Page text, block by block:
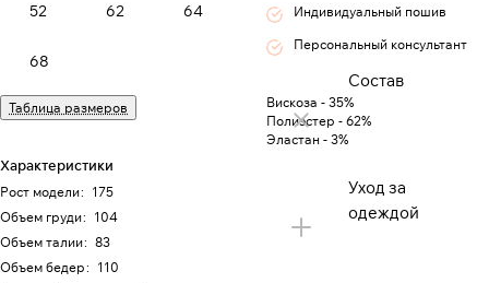
52 62 64
68
Таблица размеров
Характеристики
Рост модели: 175
Объем груди: 104
Объем талии: 83
Объем бедер: 110
Индивидуальный пошив
Персональный консультант
Состав
Вискоза - 35%
Полиэстер - 62%
Эластан - 3%
Уход за
одеждой